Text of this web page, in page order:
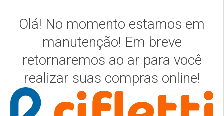
Olá! No momento estamos em
manutenção! Em breve
retornaremos ao ar para você
realizar suas compras online!